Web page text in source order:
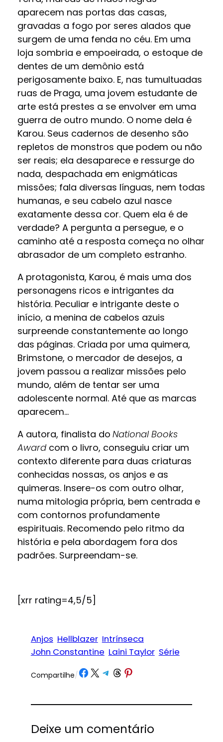
aparecem nas portas das casas,
gravadas a fogo por seres alados que
surgem de uma fenda no céu. Em uma
loja sombria e empoeirada, o estoque de
dentes de um demônio está
perigosamente baixo. E, nas tumultuadas
ruas de Praga, uma jovem estudante de
arte está prestes a se envolver em uma
guerra de outro mundo. O nome dela é
Karou. Seus cadernos de desenho são
repletos de monstros que podem ou não
ser reais; ela desaparece e ressurge do
nada, despachada em enigmáticas
missões; fala diversas línguas, nem todas
humanas, e seu cabelo azul nasce
exatamente dessa cor. Quem ela é de
verdade? A pergunta a persegue, e o
caminho até a resposta começa no olhar
abrasador de um completo estranho.
A protagonista, Karou, é mais uma dos
personagens ricos e intrigantes da
história. Peculiar e intrigante deste o
início, a menina de cabelos azuis
surpreende constantemente ao longo
das páginas. Criada por uma quimera,
Brimstone, o mercador de desejos, a
jovem passou a realizar missões pelo
mundo, além de tentar ser uma
adolescente normal. Até que as marcas
aparecem…
A autora, finalista do National Books
Awardcom o livro, conseguiu criar um
contexto diferente para duas criaturas
conhecidas nossas, os anjos e as
quimeras. Insere-os com outro olhar,
numa mitologia própria, bem centrada e
com contornos profundamente
espirituais. Recomendo pelo ritmo da
história e pela abordagem fora dos
padrões. Surpreendam-se.
[xrr rating=4,5/5]
Anjos Hellblazer Intrínseca
John Constantine Laini Taylor Série
Compartilhe/Share on Facebook
Share on X Share on Telegram
Share on Threads
Share on Pinterest
Deixe um comentário